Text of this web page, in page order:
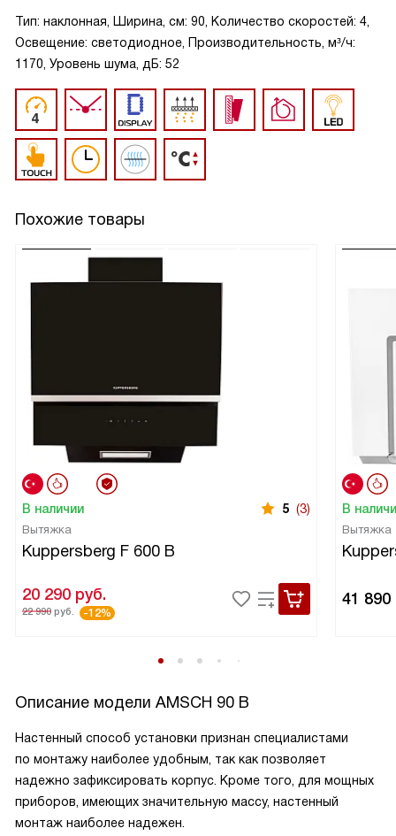
Тип: наклонная, Ширина, см: 90, Количество скоростей: 4,
Освещение: светодиодное, Производительность, м³/ч:
1170, Уровень шума, дБ: 52
Похожие товары
В наличии 5 (3)
Вытяжка
Kuppersberg F 600 B
20 290 руб.
22 990 руб. -12%
В
Вытяжка
41 890
Описание модели AMSCH 90 B
Настенный способ установки признан специалистами
по монтажу наиболее удобным, так как позволяет
надежно зафиксировать корпус. Кроме того, для мощных
приборов, имеющих значительную массу, настенный
монтаж наиболее надежен.